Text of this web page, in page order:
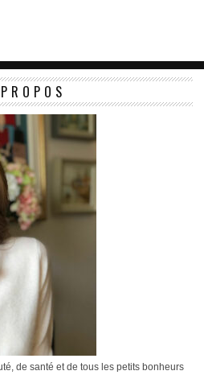
de santé et de tous les petits bonheurs